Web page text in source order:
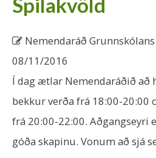
Spilakvöld
Nemendaráð
08/11/2016
Í dag ætlar Nemendaráðið að
bekkur verða frá 18:00-20:00
frá 20:00-22:00. Aðgangseyri
góða skapinu. Vonum að sjá